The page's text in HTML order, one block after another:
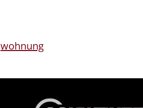
wohnung